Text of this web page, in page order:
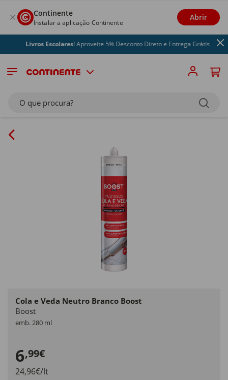
Continente
Instalar a aplicação Continente
Abrir
Livros Escolares! Aproveite 5% Desconto Direto e Entrega Grátis
O que procura?
Cola e Veda Neutro Branco Boost
Boost
emb. 280 ml
6,99€
24,96€/lt